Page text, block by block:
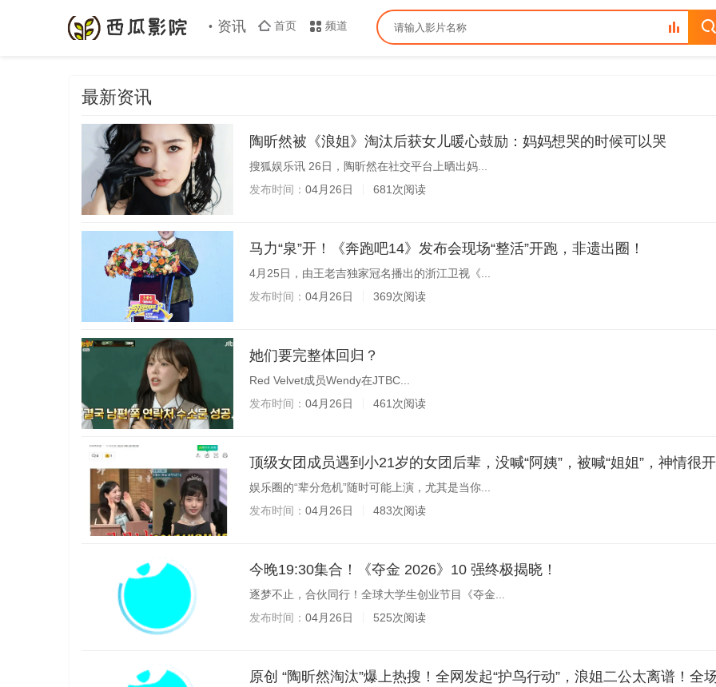
资讯 首页 频道
最新资讯
陶昕然被《浪姐》淘汰后获女儿暖心鼓励：妈妈想哭的时候可以哭
搜狐娱乐讯 26日，陶昕然在社交平台上晒出妈...
发布时间： 04月26日 681次阅读
马力“泉”开！《奔跑吧14》发布会现场“整活”开跑，非遗出圈！
4月25日，由王老吉独家冠名播出的浙江卫视《...
发布时间： 04月26日 369次阅读
她们要完整体回归？
Red Velvet成员Wendy在JTBC...
发布时间： 04月26日 461次阅读
顶级女团成员遇到小21岁的女团后辈，没喊“阿姨”，被喊“姐姐”，神情很
娱乐圈的“辈分危机”随时可能上演，尤其是当你...
发布时间： 04月26日 483次阅读
今晚19:30集合！《夺金 2026》10 强终极揭晓！
逐梦不止，合伙同行！全球大学生创业节目《夺金...
发布时间： 04月26日 525次阅读
原创 “陶昕然淘汰”爆上热搜！全网发起“护鸟行动”，浪姐二公太离谱！全场第二